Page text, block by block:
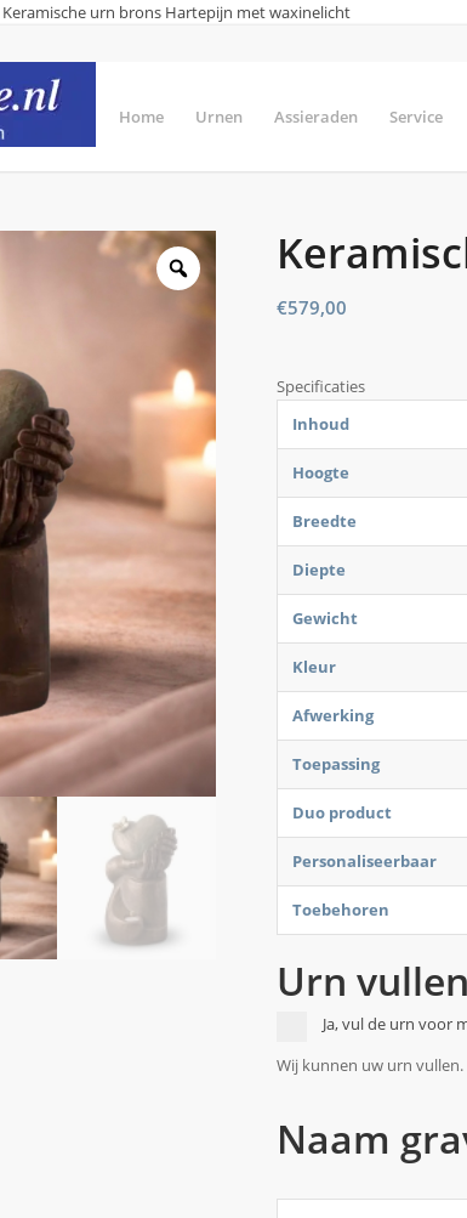
Keramische urn brons Hartepijn met waxinelicht
Home Urnen Assieraden Service
€579,00
Specificaties
Inhoud
Hoogte
Breedte
Diepte
Gewicht
Kleur
Afwerking
Toepassing
Duo product
Personaliseerbaar
Toebehoren
Urn vullen
Ja, vul de urn voor
Wij kunnen uw urn
Naam